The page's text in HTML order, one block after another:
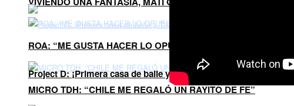
ROA: “ME GUSTA HACER LO OPUESTO A LO QUE TODOS
MICRO TDH: “CHILE ME REGALÓ UN RAYITO DE FE”
Project D: ¡Primera casa de baile y Tiktok!